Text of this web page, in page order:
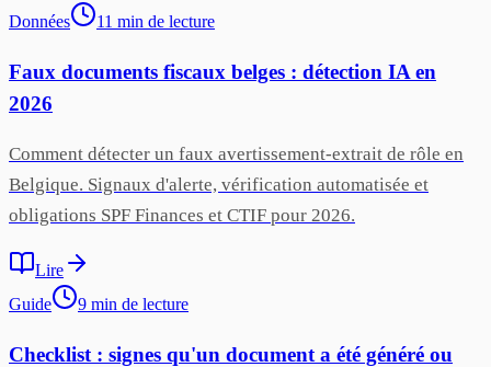
Données
11 min de lecture
Faux documents fiscaux belges : détection IA en
2026
Comment détecter un faux avertissement-extrait de rôle en
Belgique. Signaux d'alerte, vérification automatisée et
obligations SPF Finances et CTIF pour 2026.
Lire
Guide
9 min de lecture
Checklist : signes qu'un document a été généré ou